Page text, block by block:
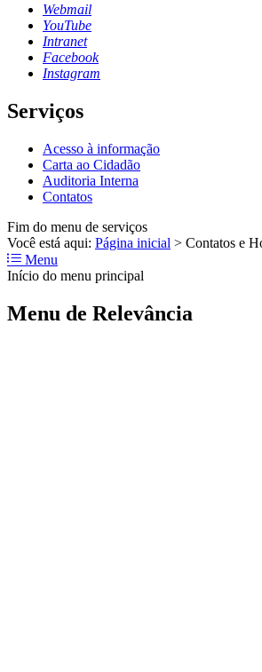
Webmail
YouTube
Intranet
Facebook
Instagram
Serviços
Acesso à informação
Carta ao Cidadão
Auditoria Interna
Contatos
Fim do menu de serviços
Você está aqui: Página inicial > Contatos e
Menu
Início do menu principal
Menu de Relevância